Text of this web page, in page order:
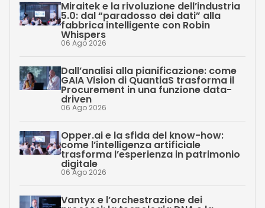
Miraitek e la rivoluzione dell’industria
5.0: dal “paradosso dei dati” alla
fabbrica intelligente con Robin
Whispers
06 Ago 2026
Dall’analisi alla pianificazione: come
GAIA Vision di QuantiaS trasforma il
Procurement in una funzione data-
driven
06 Ago 2026
Opper.ai e la sfida del know-how:
come l’intelligenza artificiale
trasforma l’esperienza in patrimonio
digitale
06 Ago 2026
Vantyx e l’orchestrazione dei